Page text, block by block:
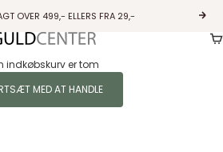
OVER 499,- ELLERS FRA 29,-
indkøbskurv er tom
MED AT HANDLE